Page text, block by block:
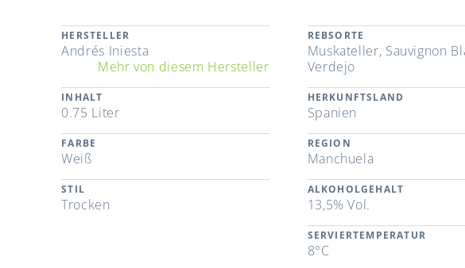
HERSTELLER
Andrés Iniesta
Mehr von diesem Hersteller
INHALT
0.75 Liter
FARBE
Weiß
STIL
Trocken
REBSORTE
Muskateller, Sauvignon
Verdejo
HERKUNFTSLAND
Spanien
REGION
Manchuela
ALKOHOLGEHALT
13,5% Vol.
SERVIERTEMPERATUR
8°C